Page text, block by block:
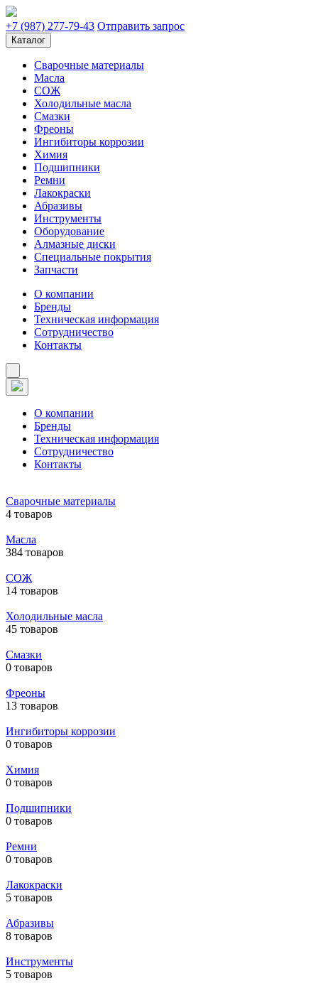
+7 (987) 277-79-43 Отправить запрос
Каталог
Сварочные материалы
Масла
СОЖ
Холодильные масла
Смазки
Фреоны
Ингибиторы коррозии
Химия
Подшипники
Ремни
Лакокраски
Абразивы
Инструменты
Оборудование
Алмазные диски
Специальные покрытия
Запчасти
О компании
Бренды
Техническая информация
Сотрудничество
Контакты
О компании
Бренды
Техническая информация
Сотрудничество
Контакты
Сварочные материалы
4 товаров
Масла
384 товаров
СОЖ
14 товаров
Холодильные масла
45 товаров
Смазки
0 товаров
Фреоны
13 товаров
Ингибиторы коррозии
0 товаров
Химия
0 товаров
Подшипники
0 товаров
Ремни
0 товаров
Лакокраски
5 товаров
Абразивы
8 товаров
Инструменты
5 товаров